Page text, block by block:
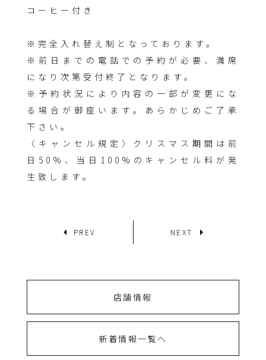
コーヒー付き
※完全入れ替え制となっております。
※前日までの電話での予約が必要、満席
になり次第受付終了となります。
※予約状況により内容の一部が変更にな
る場合が御座います。あらかじめご了承
下さい。
〈キャンセル規定〉クリスマス期間は前
日50%、当日100%のキャンセル料が発
生致します。
PREV NEXT
店舗情報
新着情報一覧へ